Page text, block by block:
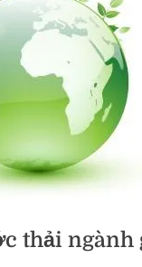
t
r
ư
ờ
n
g
g
rác
–
Tư
vấn
môi
trường
thải ngành